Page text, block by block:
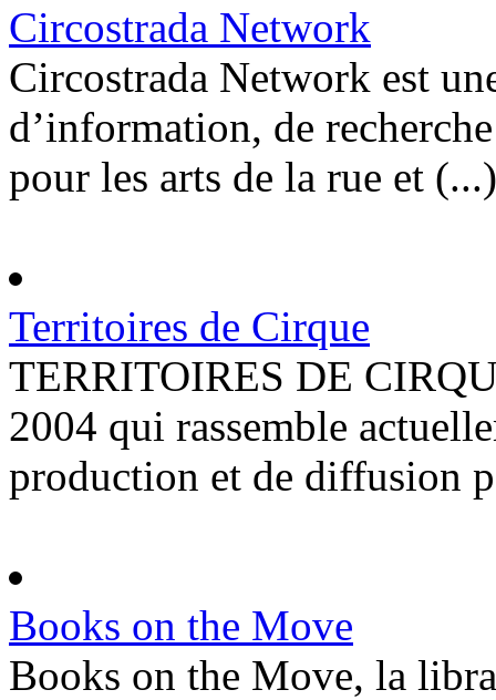
Circostrada Network
Circostrada Network est
d’information, de
pour les arts de la rue et (...)
Territoires de Cirque
TERRITOIRES DE
2004 qui rassemble
production et de diffusion
Books on the Move
Books on the Move, la